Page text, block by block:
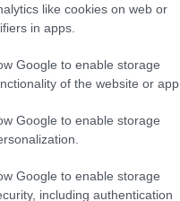
like cookies on web or
in apps.
Google to enable storage
of the website or app.
Google to enable storage
Google to enable storage
including authentication
Unito